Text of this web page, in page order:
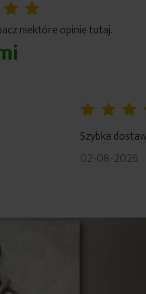
5%
niektóre opinie tutaj.
Szybka
02-08-2026